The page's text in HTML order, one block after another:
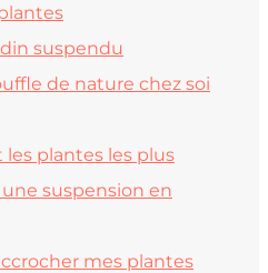
suspendu
de nature chez soi
les plantes les plus
suspension en
mes plantes